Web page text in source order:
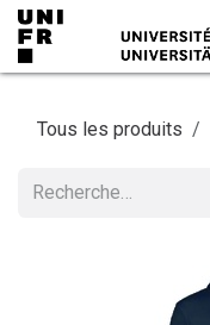
Se rendre au contenu
Tous les produits